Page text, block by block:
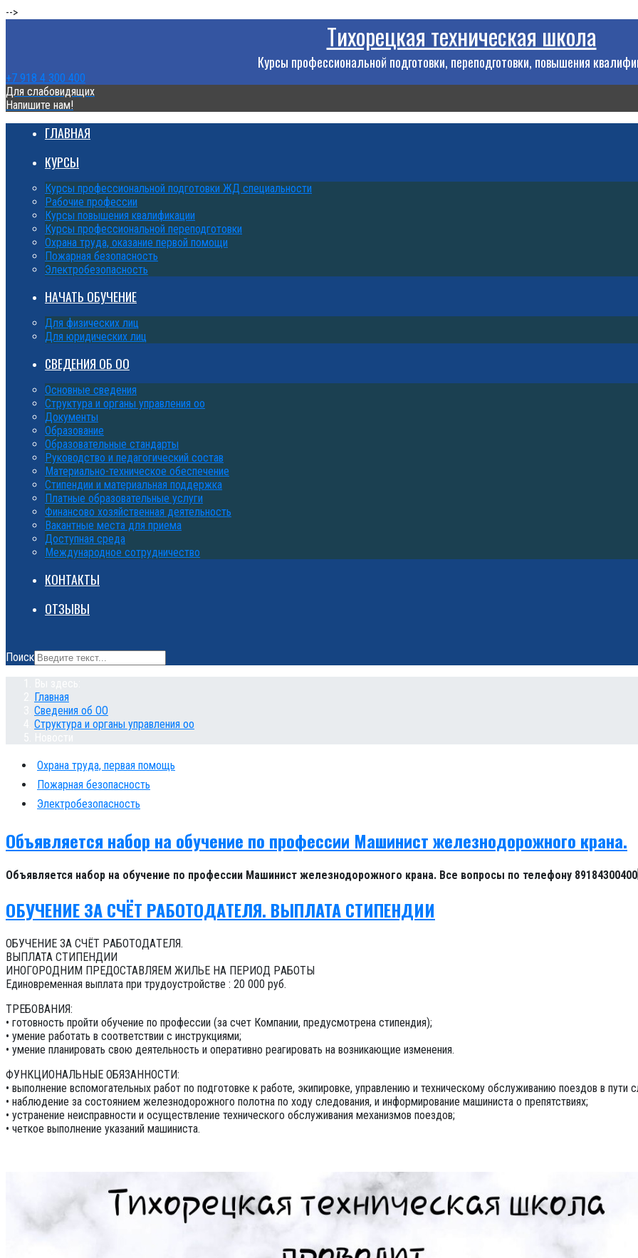
-->
Тихорецкая техническая школа
Курсы профессиональной подготовки, переподготовки, повышения
+7 918 4 300 400
Для слабовидящих
Напишите нам!
ГЛАВНАЯ
КУРСЫ
Курсы профессиональной подготовки ЖД специальности
Рабочие профессии
Курсы повышения квалификации
Курсы профессиональной переподготовки
Охрана труда, оказание первой помощи
Пожарная безопасность
Электробезопасность
НАЧАТЬ ОБУЧЕНИЕ
Для физических лиц
Для юридических лиц
СВЕДЕНИЯ ОБ ОО
Основные сведения
Структура и органы управления оо
Документы
Образование
Образовательные стандарты
Руководство и педагогический состав
Материально-техническое обеспечение
Стипендии и материальная поддержка
Платные образовательные услуги
Финансово хозяйственная деятельность
Вакантные места для приема
Доступная среда
Международное сотрудничество
КОНТАКТЫ
ОТЗЫВЫ
Поиск
Главная
Сведения об ОО
Структура и органы управления оо
Охрана труда, первая помощь
Пожарная безопасность
Электробезопасность
Объявляется набор на обучение по профессии Машинист железнодорожного крана.
Объявляется набор на обучение по профессии Машинист железнодорожного крана. Все вопросы по телефону 89184300400
ОБУЧEНИЕ ЗA CЧЁТ PАБОТОДAТEЛЯ. ВЫПЛАТА CТИПЕHДИИ
ОБУЧEНИЕ ЗA CЧЁТ PАБОТОДAТEЛЯ.
ВЫПЛАТА CТИПЕHДИИ
ИНОГOPOДHИM ПPЕДOСТАВЛЯEМ ЖИЛЬЕ HА ПEPИОД PАБOТЫ
Единoвpeмeнная выплaтa при трудоуcтpoйcтве : 20 000 руб.
ТРЕБОВАНИЯ:
• готовность пройти обучение по профессии (за счет Компании, предусмотрена стипендия);
• умение работать в соответствии с инструкциями;
• умение планировать свою деятельность и оперативно реагировать на возникающие изменения.
ФУНКЦИОНАЛЬНЫЕ ОБЯЗАННОСТИ:
• выполнение вспомогательных работ по подготовке к работе, экипировке, управлению и техническому обслуживанию поездов в пути
• наблюдение за состоянием железнодорожного полотна по ходу следования, и информирование машиниста о препятствиях;
• устранение неисправности и осуществление технического обслуживания механизмов поездов;
• четкое выполнение указаний машиниста.